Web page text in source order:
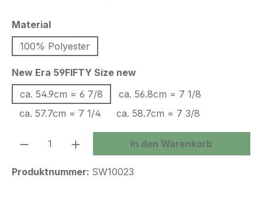
Materialauswählen
100% Polyester
New Era 59FIFTY Size newauswählen
ca. 54.9cm = 6 7/8
ca. 56.8cm = 7 1/8
ca. 57.7cm = 7 1/4
ca. 58.7cm = 7 3/8
Produkt Anzahl: Gib denIn den Warenkorb
Produktnummer: SW10023